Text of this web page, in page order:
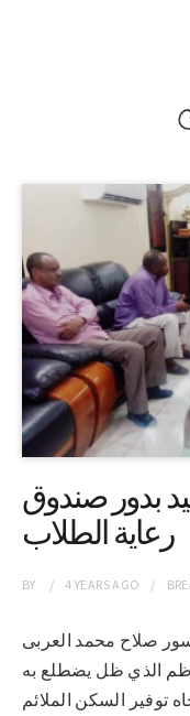
بدور صندوق
رعاية الطلاب
BY 4 YEARSAGO
بروفيسور صلاح محمد العربى
الذي ظل يضطلع به
توفير السكن الملائم